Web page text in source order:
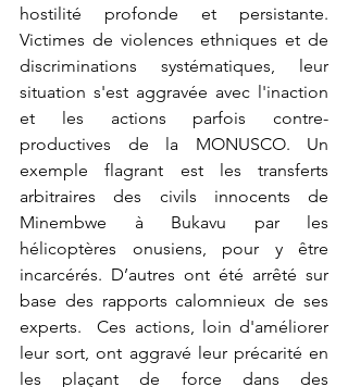
hostilité profonde et persistante.
Victimes de violences ethniques et de
discriminations systématiques, leur
situation s'est aggravée avec l'inaction
et les actions parfois contre-
productives de la MONUSCO. Un
exemple flagrant est les transferts
arbitraires des civils innocents de
Minembwe à Bukavu par les
incarcérés. D’autres ont été arrêté sur
base des rapports calomnieux de ses
experts.  Ces actions, loin d'améliorer
leur sort, ont aggravé leur précarité en
les plaçant de force dans des